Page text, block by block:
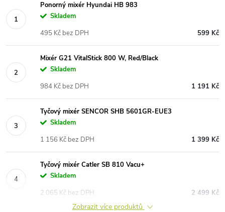
Ponorný mixér Hyundai HB 983
Skladem
599 Kč
495 Kč bez DPH
Mixér G21 VitalStick 800 W, Red/Black
Skladem
1 191 Kč
984 Kč bez DPH
Tyčový mixér SENCOR SHB 5601GR-EUE3
Skladem
1 399 Kč
1 156 Kč bez DPH
Tyčový mixér Catler SB 810 Vacu+
Skladem
2 499 Kč
2 065 Kč bez DPH
Zobrazit více produktů